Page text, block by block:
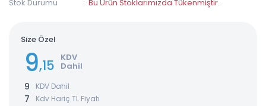
Stok Durumu
Bu Ürün Stoklarımızda Tükenmiştir.
Size Özel
9,15 KDV
Dahil
9 KDV Dahil
7 Kdv Hariç TL Fiyatı